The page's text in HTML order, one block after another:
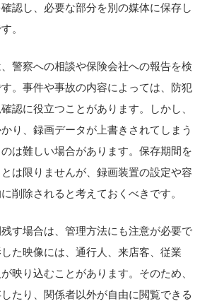
認し、必要な部分を別の媒体に保存し
。
警察への相談や保険会社への報告を検
。事件や事故の内容によっては、防犯
認に役立つことがあります。しかし、
り、録画データが上書きされてしまう
は難しい場合があります。保存期間を
は限りませんが、録画装置の設定や容
削除されると考えておくべきです。
す場合は、管理方法にも注意が必要で
た映像には、通行人、来店客、従業
映り込むことがあります。そのため、
たり、関係者以外が自由に閲覧できる